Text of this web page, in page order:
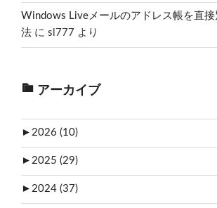
Windows Liveメールのアドレス帳を直接
法 に sl777 より
アーカイブ
► 2026 (10)
► 2025 (29)
► 2024 (37)